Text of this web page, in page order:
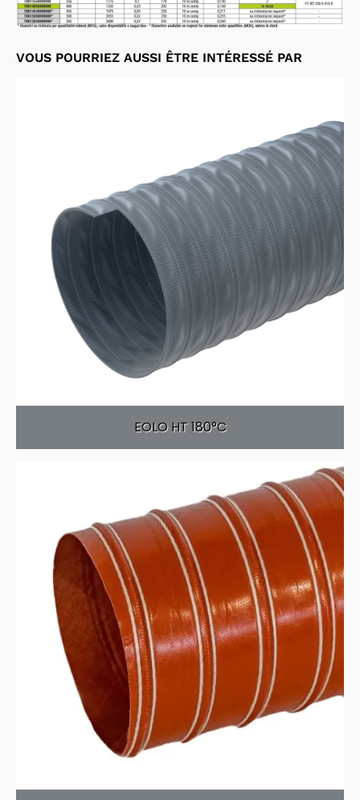
VOUS POURRIEZ AUSSI ÊTRE INTÉRESSÉ PAR
EOLO HT 180°C